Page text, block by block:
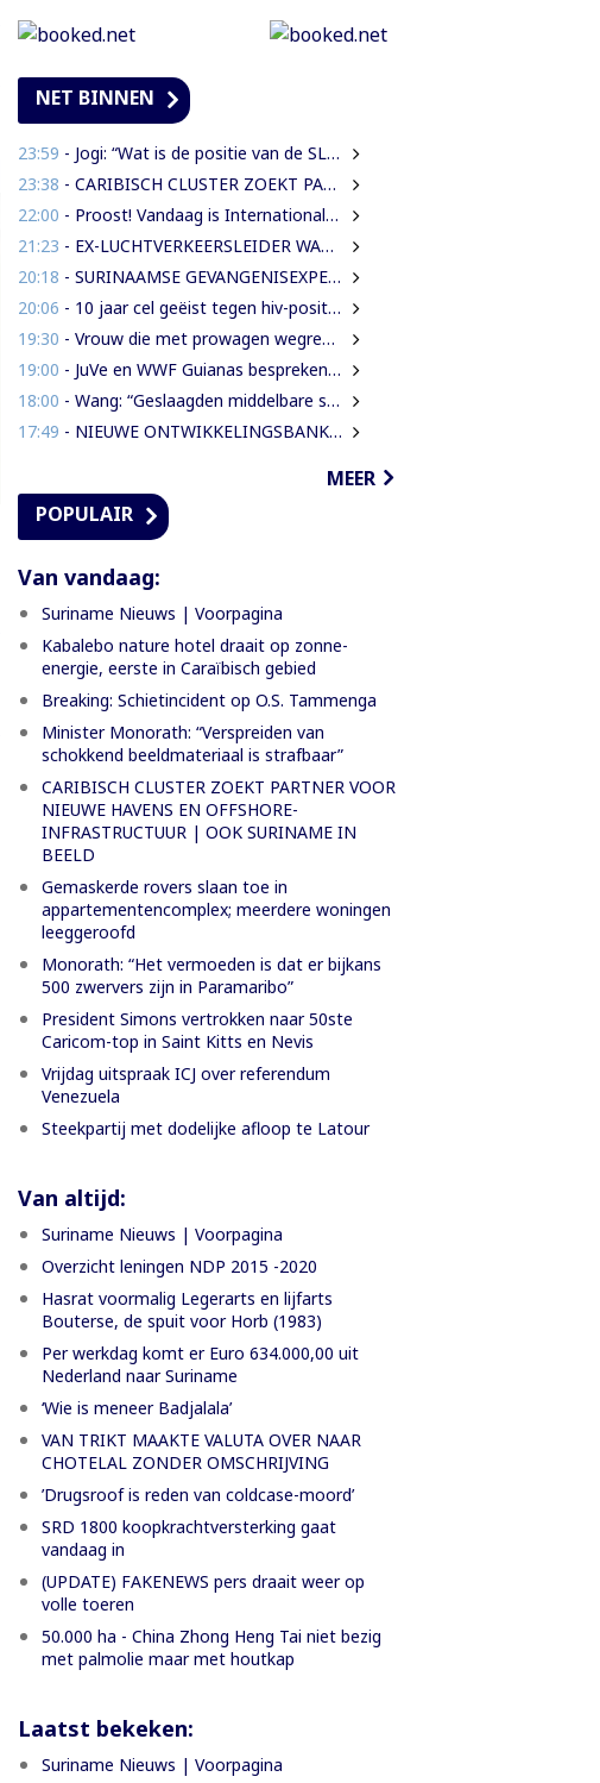
NET BINNEN
23:59 - Jogi: “Wat is de positie van de SLM nu na een jaar miljoenen aan subsidie?”
23:38 - CARIBISCH CLUSTER ZOEKT PARTNER VOOR NIEUWE HAVENS EN OFFSHORE-INFRASTRUCTUUR | OOK SURINAME IN BEELD
22:00 - Proost! Vandaag is Internationale Dag van het Bier
21:23 - EX-LUCHTVERKEERSLEIDER WAARSCHUWT VOOR RISICO’S VLIEGVEILIGHEID
20:18 - SURINAAMSE GEVANGENISEXPERTS ONDERSTEUNEN JEUGDINRICHTING CURAÇAO
20:06 - 10 jaar cel geëist tegen hiv-positieve man voor vrijheidsberoving, mishandeling en verkrachting van sekswerkster
19:30 - Vrouw die met prowagen wegreed blijft achter tralies
19:00 - JuVe en WWF Guianas bespreken samenwerking rond natuurbescherming
18:00 - Wang: “Geslaagden middelbare school moeten 450 SRD betalen om diploma te ontvangen”
17:49 - NIEUWE ONTWIKKELINGSBANK MOET GUYANESE BEDRIJVEN KLAARSTOMEN OM BUITENLANDSE BEDRIJVEN TE VERVANGEN
MEER
POPULAIR
Van vandaag:
Suriname Nieuws | Voorpagina
Kabalebo nature hotel draait op zonne-
energie, eerste in Caraïbisch gebied
Breaking: Schietincident op O.S. Tammenga
Minister Monorath: “Verspreiden van
schokkend beeldmateriaal is strafbaar”
CARIBISCH CLUSTER ZOEKT PARTNER VOOR
NIEUWE HAVENS EN OFFSHORE-
INFRASTRUCTUUR | OOK SURINAME IN
BEELD
Gemaskerde rovers slaan toe in
appartementencomplex; meerdere woningen
leeggeroofd
Monorath: “Het vermoeden is dat er bijkans
500 zwervers zijn in Paramaribo”
President Simons vertrokken naar 50ste
Caricom-top in Saint Kitts en Nevis
Vrijdag uitspraak ICJ over referendum
Venezuela
Steekpartij met dodelijke afloop te Latour
Van altijd:
Suriname Nieuws | Voorpagina
Overzicht leningen NDP 2015 -2020
Hasrat voormalig Legerarts en lijfarts
Bouterse, de spuit voor Horb (1983)
Per werkdag komt er Euro 634.000,00 uit
Nederland naar Suriname
‘Wie is meneer Badjalala’
VAN TRIKT MAAKTE VALUTA OVER NAAR
CHOTELAL ZONDER OMSCHRIJVING
’Drugsroof is reden van coldcase-moord’
SRD 1800 koopkrachtversterking gaat
vandaag in
(UPDATE) FAKENEWS pers draait weer op
volle toeren
50.000 ha - China Zhong Heng Tai niet bezig
met palmolie maar met houtkap
Laatst bekeken:
Suriname Nieuws | Voorpagina